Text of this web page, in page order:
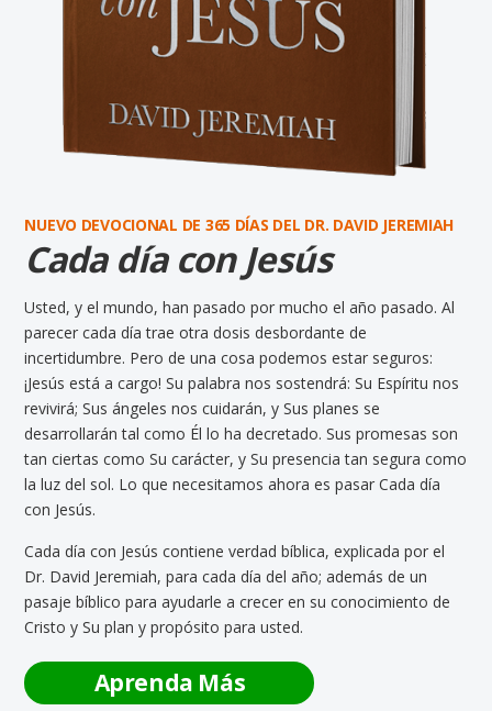
NUEVO DEVOCIONAL DE 365 DÍAS DEL DR. DAVID JEREMIAH
Cada día con Jesús
Usted, y el mundo, han pasado por mucho el año pasado. Al
parecer cada día trae otra dosis desbordante de
incertidumbre. Pero de una cosa podemos estar seguros:
¡Jesús está a cargo! Su palabra nos sostendrá: Su Espíritu nos
revivirá; Sus ángeles nos cuidarán, y Sus planes se
desarrollarán tal como Él lo ha decretado. Sus promesas son
tan ciertas como Su carácter, y Su presencia tan segura como
la luz del sol. Lo que necesitamos ahora es pasar Cada día
con Jesús.
Cada día con Jesús contiene verdad bíblica, explicada por el
Dr. David Jeremiah, para cada día del año; además de un
pasaje bíblico para ayudarle a crecer en su conocimiento de
Cristo y Su plan y propósito para usted.
Aprenda Más